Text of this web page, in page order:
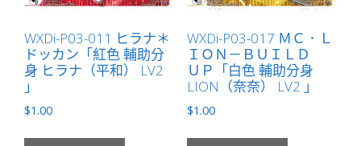
WXDi-P03-011 ヒラナ＊
ドッカン「紅色 輔助分
身 ヒラナ（平和） LV2
」
$1.00
WXDi-P03-017 ＭＣ．Ｌ
ＩＯＮ－ＢＵＩＬＤ
ＵＰ「白色 輔助分身
LION（奈奈） LV2 」
$1.00